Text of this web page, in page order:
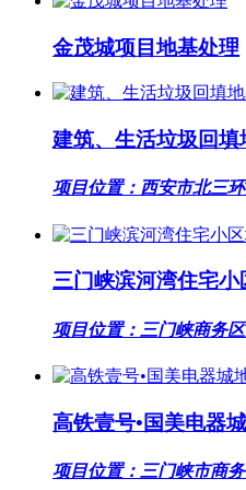
金茂城项目地基处理
建筑、生活垃圾回
项目位置：西安市北三环
三门峡滨河湾住宅
项目位置：三门峡商务区
高铁壹号•国美电器
项目位置：三门峡市商